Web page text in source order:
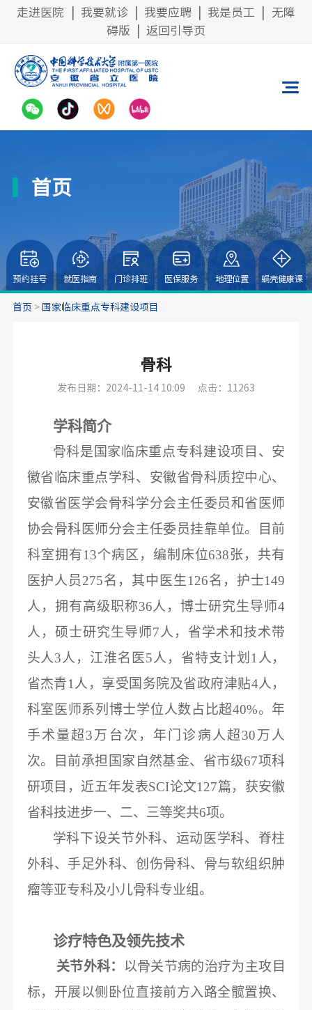
走进医院 我要就诊 我要应聘 我是员工
无障
碍版
返回引导页
首页
预约挂号 就医指南 门诊排班 医保服务 地理位置 蜗壳健康课
首页 > 国家临床重点专科建设项目
骨科
发布日期：2024-11-14 10:09 点击：11263
学科简介
骨科是国家临床重点专科建设项目、安
徽省临床重点学科、安徽省骨科质控中心、
安徽省医学会骨科学分会主任委员和省医师
协会骨科医师分会主任委员挂靠单位。目前
科室拥有13个病区，编制床位638张，共有
医护人员275名，其中医生126名，护士149
人，拥有高级职称36人，博士研究生导师4
人，硕士研究生导师7人，省学术和技术带
头人3人，江淮名医5人，省特支计划1人，
省杰青1人，享受国务院及省政府津贴4人，
科室医师系列博士学位人数占比超40%。年
手术量超3万台次，年门诊病人超30万人
次。目前承担国家自然基金、省市级67项科
研项目，近五年发表SCI论文127篇，获安徽
省科技进步一、二、三等奖共6项。
学科下设关节外科、运动医学科、脊柱
外科、手足外科、创伤骨科、骨与软组织肿
瘤等亚专科及小儿骨科专业组。
诊疗特色及领先技术
关节外科：
以骨关节病的治疗为主攻目
标，开展以侧卧位直接前方入路全髋置换、